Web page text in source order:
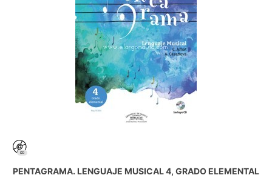
PENTAGRAMA. LENGUAJE MUSICAL 4, GRADO ELEMENTAL